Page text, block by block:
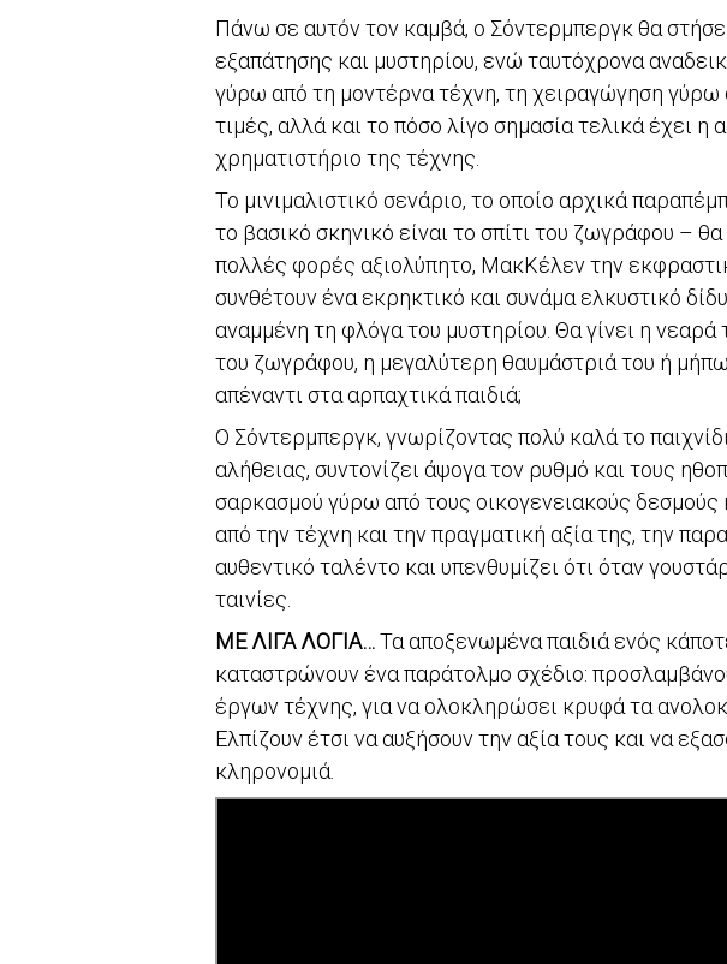
Πάνω σε αυτόν τον καμβά, ο Σόντερμπεργκ θα
εξαπάτησης και μυστηρίου, ενώ ταυτόχρονα
γύρω από τη μοντέρνα τέχνη, τη χειραγώγηση γύρω
τιμές, αλλά και το πόσο λίγο σημασία τελικά έχει η
χρηματιστήριο της τέχνης.
Το μινιμαλιστικό σενάριο, το οποίο αρχικά
το βασικό σκηνικό είναι το σπίτι του ζωγράφου –
πολλές φορές αξιολύπητο, ΜακΚέλεν την
συνθέτουν ένα εκρηκτικό και συνάμα ελκυστικό
αναμμένη τη φλόγα του μυστηρίου. Θα γίνει η
του ζωγράφου, η μεγαλύτερη θαυμάστριά του ή
απέναντι στα αρπαχτικά παιδιά;
Ο Σόντερμπεργκ, γνωρίζοντας πολύ καλά το
αλήθειας, συντονίζει άψογα τον ρυθμό και τους
σαρκασμού γύρω από τους οικογενειακούς δεσμούς
από την τέχνη και την πραγματική αξία της, την
αυθεντικό ταλέντο και υπενθυμίζει ότι όταν
ταινίες.
ΜΕ ΛΙΓΑ ΛΟΓΙΑ…Τα αποξενωμένα παιδιά ενός
καταστρώνουν ένα παράτολμο σχέδιο:
έργων τέχνης, για να ολοκληρώσει κρυφά τα
Ελπίζουν έτσι να αυξήσουν την αξία τους και να
κληρονομιά.